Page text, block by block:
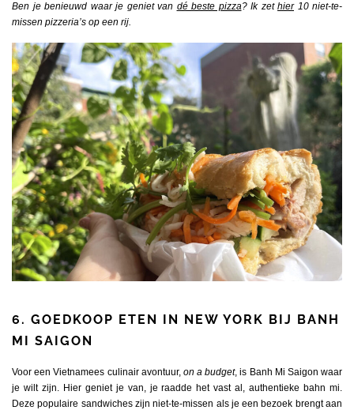
Ben je benieuwd waar je geniet van dé beste pizza? Ik zet hier10 niet-te-
missen pizzeria’s op een rij.
6. GOEDKOOP ETEN IN NEW YORK BIJ BANH
MI SAIGON
Voor een Vietnamees culinair avontuur, on a budget, is Banh Mi Saigon waar
je wilt zijn. Hier geniet je van, je raadde het vast al, authentieke bahn mi.
Deze populaire sandwiches zijn niet-te-missen als je een bezoek brengt aan